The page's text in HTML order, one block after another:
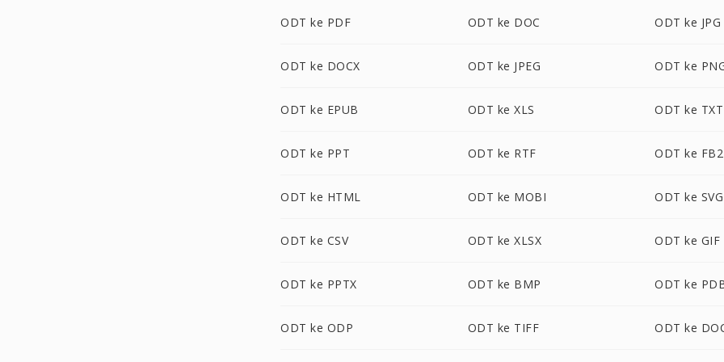
ODT ke PDF ODT ke DOC ODT ke JPG
ODT ke DOCX ODT ke JPEG ODT ke
ODT ke EPUB ODT ke XLS ODT ke TXT
ODT ke PPT ODT ke RTF ODT ke FB2
ODT ke HTML ODT ke MOBI ODT ke SVG
ODT ke CSV ODT ke XLSX ODT ke GIF
ODT ke PPTX ODT ke BMP ODT ke
ODT ke ODP ODT ke TIFF ODT ke